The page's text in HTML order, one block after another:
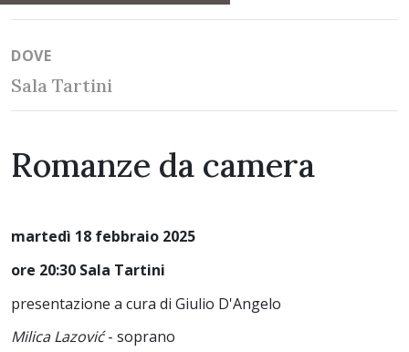
DOVE
Sala Tartini
Romanze da camera
martedì 18 febbraio 2025
ore 20:30 Sala Tartini
presentazione a cura di Giulio D'Angelo
Milica Lazović- soprano